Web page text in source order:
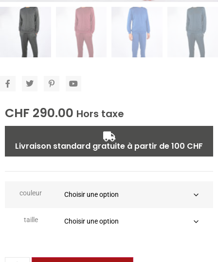
CHF 290.00 Hors taxe
Livraison standard gratuite à partir de 100 CHF
couleur
taille